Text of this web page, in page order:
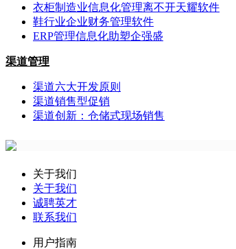
衣柜制造业信息化管理离不开天耀软件
鞋行业企业财务管理软件
ERP管理信息化助塑企强盛
渠道管理
渠道六大开发原则
渠道销售型促销
渠道创新：仓储式现场销售
关于我们
关于我们
诚聘英才
联系我们
用户指南